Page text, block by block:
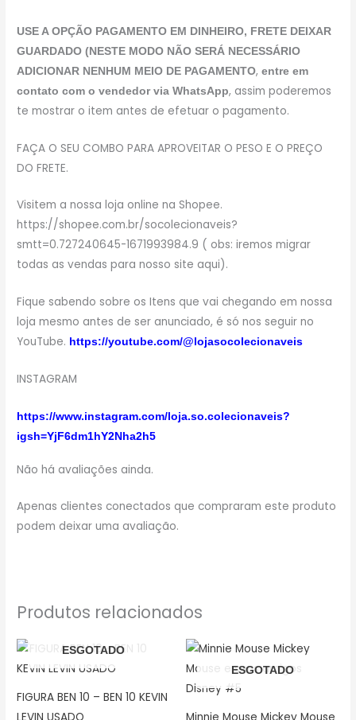
USE A OPÇÃO PAGAMENTO EM DINHEIRO, FRETE DEIXAR
GUARDADO (NESTE MODO NÃO SERÁ NECESSÁRIO
ADICIONAR NENHUM MEIO DE PAGAMENTO,entre em
contato com o vendedor via WhatsApp, assim poderemos
te mostrar o item antes de efetuar o pagamento.
FAÇA O SEU COMBO PARA APROVEITAR O PESO E O PREÇO
DO FRETE.
Visitem a nossa loja online na Shopee.
https://shopee.com.br/socolecionaveis?
smtt=0.727240645-1671993984.9 ( obs: iremos migrar
todas as vendas para nosso site aqui).
Fique sabendo sobre os Itens que vai chegando em nossa
loja mesmo antes de ser anunciado, é só nos seguir no
YouTube. https://youtube.com/@lojasocolecionaveis
INSTAGRAM
https://www.instagram.com/loja.so.colecionaveis?
igsh=YjF6dm1hY2Nha2h5
Não há avaliações ainda.
Apenas clientes conectados que compraram este produto
podem deixar uma avaliação.
Produtos relacionados
ESGOTADO
FIGURA BEN 10 – BEN 10 KEVIN
ESGOTADO